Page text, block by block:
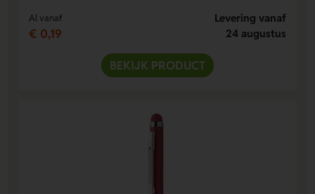
Al vanaf
€ 0,19
Levering vanaf
24 augustus
BEKIJK PRODUCT